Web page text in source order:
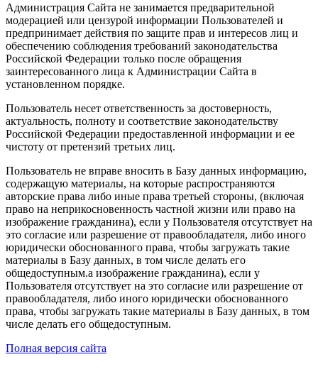
Администрация Сайта не занимается предварительной
модерацией или цензурой информации Пользователей и
предпринимает действия по защите прав и интересов лиц и
обеспечению соблюдения требований законодательства
Российской Федерации только после обращения
заинтересованного лица к Администрации Сайта в
установленном порядке.
Пользователь несет ответственность за достоверность,
актуальность, полноту и соответствие законодательству
Российской Федерации предоставленной информации и ее
чистоту от претензий третьих лиц.
Пользователь не вправе вносить в Базу данных информацию,
содержащую материалы, на которые распространяются
авторские права либо иные права третьей стороны, (включая
право на неприкосновенность частной жизни или право на
изображение гражданина), если у Пользователя отсутствует на
это согласие или разрешение от правообладателя, либо иного
юридически обоснованного права, чтобы загружать такие
материалы в Базу данных, в том числе делать его
общедоступным.а изображение гражданина), если у
Пользователя отсутствует на это согласие или разрешение от
правообладателя, либо иного юридически обоснованного
права, чтобы загружать такие материалы в Базу данных, в том
числе делать его общедоступным.
Полная версия сайта